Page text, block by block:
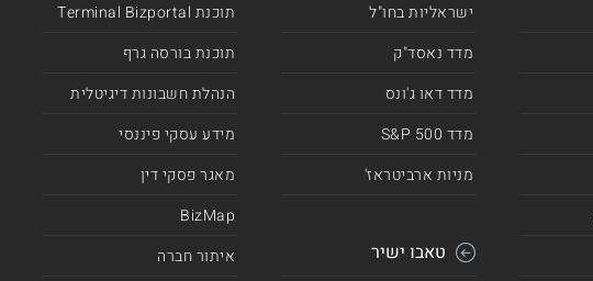
ישראליות בחו"ל
מדד נאסד"ק
מדד דאו ג'ונס
מדד 500 S&P
מניות ארביטראז'
טאבו ישיר
תוכנת Terminal Bizportal
תוכנת בורסה גרף
הנהלת חשבונות דיגיטלית
מידע עסקי פיננסי
מאגר פסקי דין
BizMap
איתור חברה